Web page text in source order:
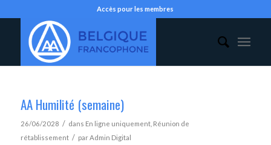
Accès pour les membres
AA Humilité (semaine)
26/06/2028 / dans En ligne uniquement, Réunion de
rétablissement / parAdmin Digital